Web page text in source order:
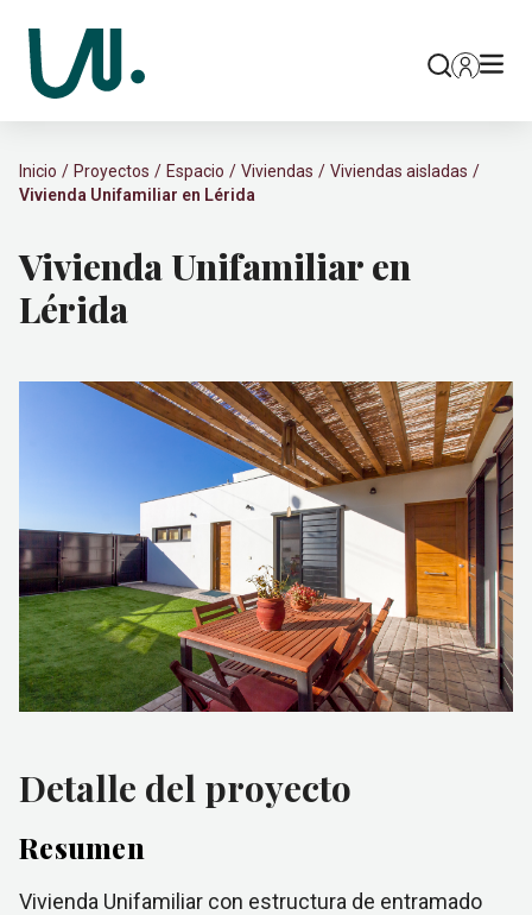
Inicio Proyectos Espacio Viviendas
Viviendas aisladas
Vivienda Unifamiliar en Lérida
Vivienda Unifamiliar en
Lérida
Detalle del proyecto
Resumen
Vivienda Unifamiliar con estructura de entramado